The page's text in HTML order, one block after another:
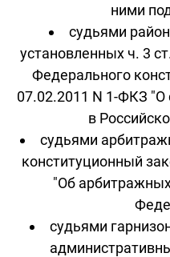
ними
судьями
установленных ч. 3
Федерального
07.02.2011 N 1-ФКЗ
в
судьями
конституционный
"Об
судьями